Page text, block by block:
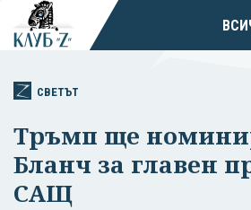
СВЕТЪТ
Тръмп ще
Бланч за главен
САЩ